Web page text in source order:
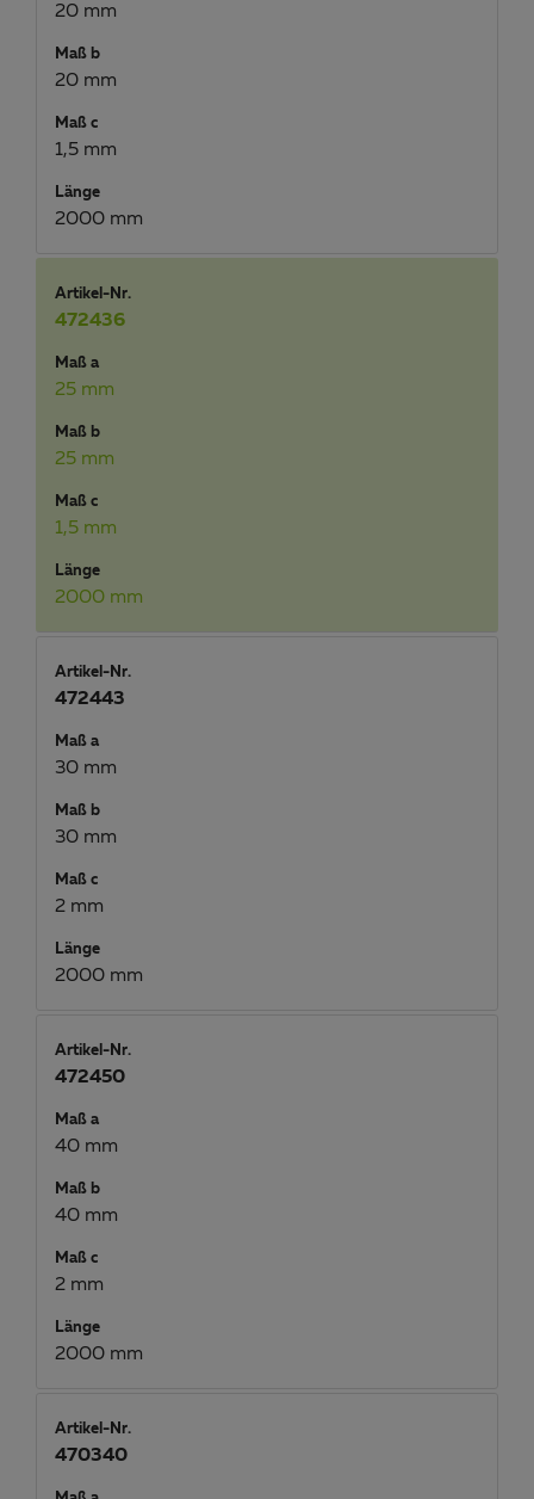
20 mm
Maß b
20 mm
Maß c
1,5 mm
Länge
2000 mm
Artikel-Nr.
472436
Maß a
25 mm
Maß b
25 mm
Maß c
1,5 mm
Länge
2000 mm
Artikel-Nr.
472443
Maß a
30 mm
Maß b
30 mm
Maß c
2 mm
Länge
2000 mm
Artikel-Nr.
472450
Maß a
40 mm
Maß b
40 mm
Maß c
2 mm
Länge
2000 mm
Artikel-Nr.
470340